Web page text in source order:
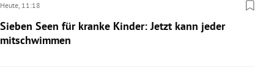
Heute, 11:18
Sieben Seen für kranke Kinder: Jetzt kann jeder
mitschwimmen